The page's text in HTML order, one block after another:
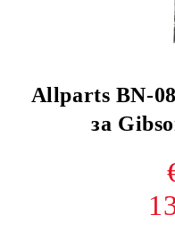
Allparts BN-
за